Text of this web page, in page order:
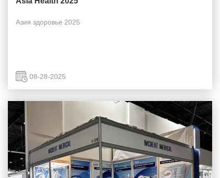
Азия здоровье 2025
08-28-2025